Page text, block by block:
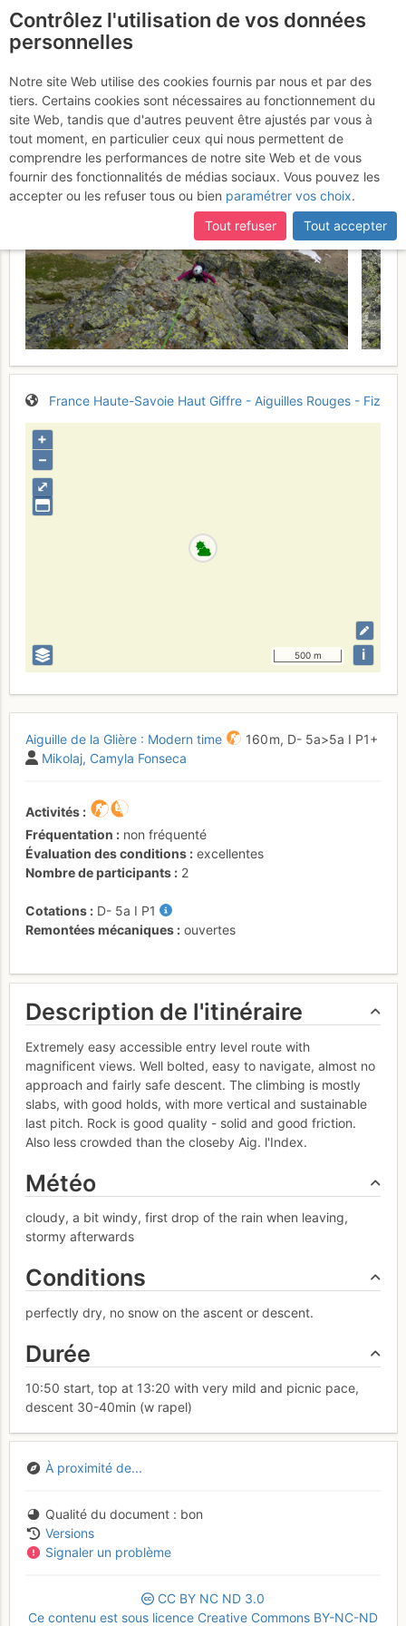
Aiguille de la Glière :
Modern time
Samedi 8 juillet 2017
France Haute-Savoie Haut Giffre - Aiguilles Rouges - Fiz
⤢
+
–
500 m i
Aiguille de la Glière : Modern time 160 m, D- 5a>5a I P1+
Mikolaj Camyla Fonseca
Activités
Fréquentation
non fréquenté
Évaluation des conditions
excellentes
Nombre de participants
2
Cotations D- 5a I P1
Remontées mécaniques
ouvertes
Description de l'itinéraire
Extremely easy accessible entry level route with
magnificent views. Well bolted, easy to navigate, almost no
approach and fairly safe descent. The climbing is mostly
slabs, with good holds, with more vertical and sustainable
last pitch. Rock is good quality - solid and good friction.
Also less crowded than the closeby Aig. l'Index.
Météo
cloudy, a bit windy, first drop of the rain when leaving,
stormy afterwards
Conditions
perfectly dry, no snow on the ascent or descent.
Durée
10:50 start, top at 13:20 with very mild and picnic pace,
descent 30-40min (w rapel)
À proximité de...
Qualité du document
bon
Versions
Signaler un problème
CC BY NC ND 3.0
Ce contenu est sous licence Creative Commons BY-NC-ND
Contrôlez l'utilisation de vos données
personnelles
Notre site Web utilise des cookies fournis par nous et par des
tiers. Certains cookies sont nécessaires au fonctionnement du
site Web, tandis que d'autres peuvent être ajustés par vous à
tout moment, en particulier ceux qui nous permettent de
comprendre les performances de notre site Web et de vous
fournir des fonctionnalités de médias sociaux. Vous pouvez les
accepter ou les refuser tous ou bien paramétrer vos choix.
Tout refuser
Tout accepter